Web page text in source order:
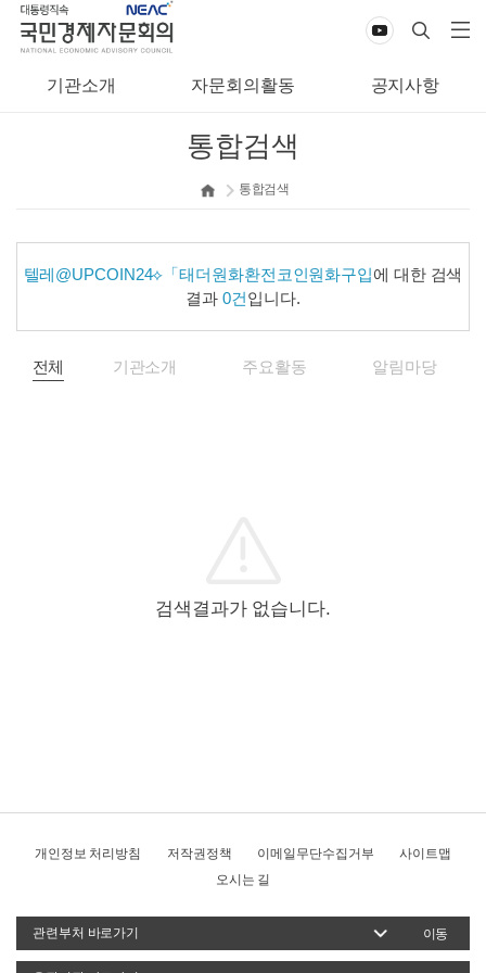
기관소개 자문회의활동 공지사항
통합검색
통합검색
텔레@UPCOIN24⟡「태더원화환전코인원화구입에 대한 검색
결과0건입니다.
전체 기관소개 주요활동 알림마당
검색결과가 없습니다.
개인정보 처리방침 저작권정책 이메일무단수집거부
사이트맵
오시는 길
이동